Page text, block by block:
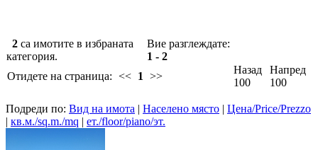
2 са имотите в избраната
категория.
Вие разглеждате:
1 - 2
Отидете на страница: << 1 >>
Назад
100
Напред
100
Подреди по: Вид на имота | Населено място | Цена/Price/Prezzo
| кв.м./sq.m./mq | ет./floor/piano/эт.